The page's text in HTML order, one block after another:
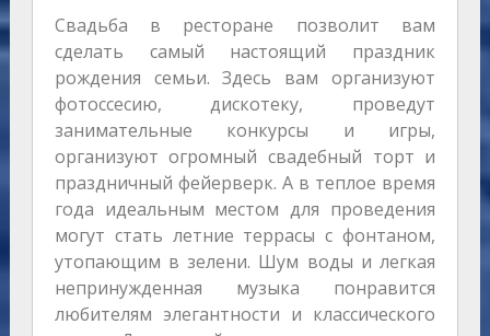
Свадьба в ресторане позволит вам
сделать самый настоящий праздник
рождения семьи. Здесь вам организуют
фотоссесию, дискотеку, проведут
занимательные конкурсы и игры,
организуют огромный свадебный торт и
праздничный фейерверк. А в теплое время
года идеальным местом для проведения
могут стать летние террасы с фонтаном,
утопающим в зелени. Шум воды и легкая
непринужденная музыка понравится
любителям элегантности и классического